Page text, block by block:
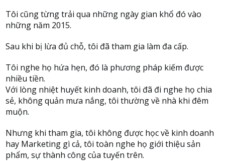
Tôi cũng từng trải qua những ngày gian khổ đó vào
những năm 2015.
Sau khi bị lừa đủ chỗ, tôi đã tham gia làm đa cấp.
Tôi nghe họ hứa hẹn, đó là phương pháp kiếm được
nhiều tiền.
Với lòng nhiệt huyết kinh doanh, tôi đã đi nghe họ chia
sẻ, không quản mưa nắng, tôi thường về nhà khi đêm
muộn.
Nhưng khi tham gia, tôi không được học về kinh doanh
hay Marketing gì cả, tôi toàn nghe họ giới thiệu sản
phẩm, sự thành công của tuyến trên.